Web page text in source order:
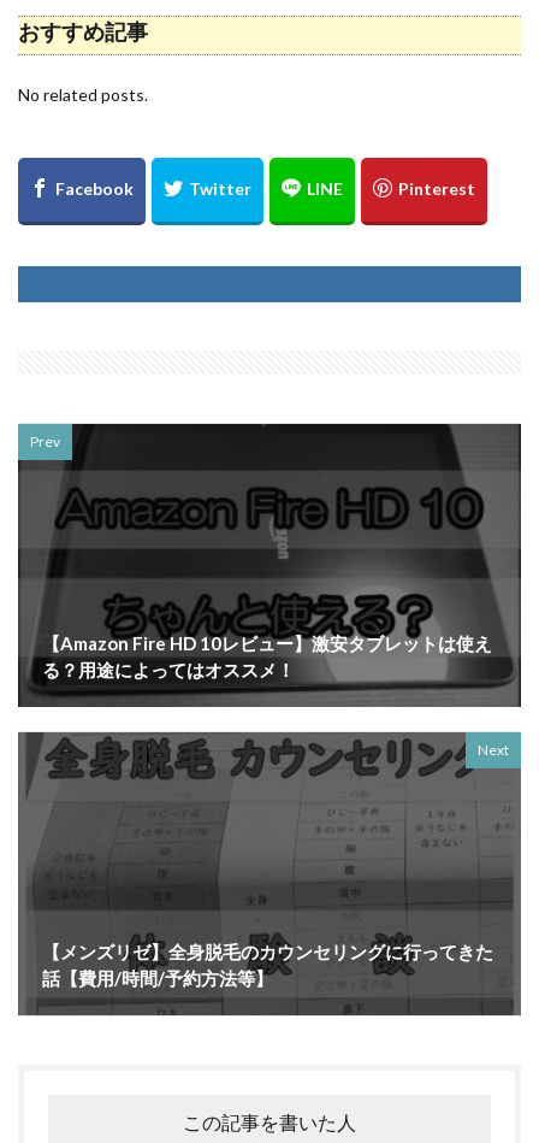
おすすめ記事
No related posts.
Prev
【Amazon Fire HD 10レビュー】激安タブレットは使え
る？用途によってはオススメ！
Next
【メンズリゼ】全身脱毛のカウンセリングに行ってきた
話【費用/時間/予約方法等】
この記事を書いた人